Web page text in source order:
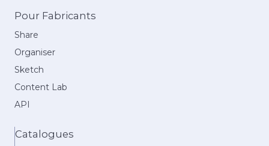
Pour Fabricants
Share
Organiser
Sketch
Content Lab
API
Catalogues